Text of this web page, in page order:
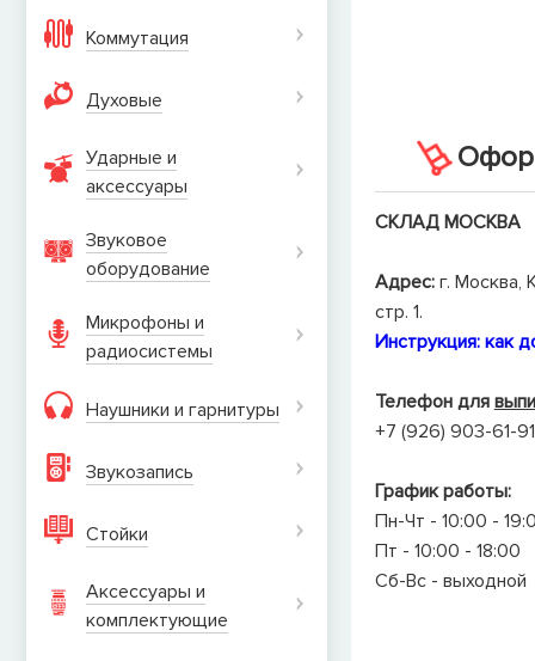
Коммутация
Духовые
Ударные и
аксеcсуары
Звуковое
оборудование
Микрофоны и
радиосистемы
Наушники и гарнитуры
Звукозапись
Стойки
Аксессуары и
комплектующие
СКЛАД МОСКВА
Адрес:г. Москва,
стр. 1.
Инструкция: как
Телефон для
+7 (926) 903-61-91
График работы:
Пн-Чт - 10:00 -
Пт - 10:00 - 18:00
Сб-Вс - выходной